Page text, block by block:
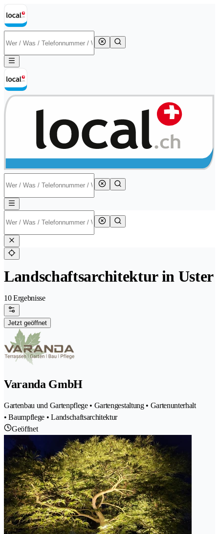
Landschaftsarchitektur in Uster
10 Ergebnisse
Jetzt geöffnet
Varanda GmbH
Gartenbau und Gartenpflege • Gartengestaltung • Gartenunterhalt
• Baumpflege • Landschaftsarchitektur
Geöffnet